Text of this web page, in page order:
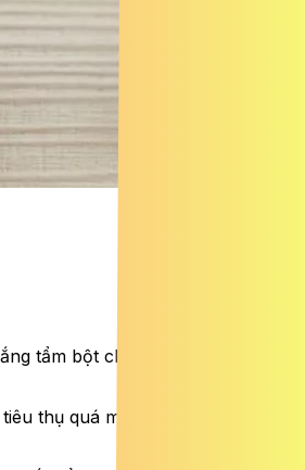
tẩm bột chiên giòn hoặc phủ
thụ quá mức, nó có thể gây